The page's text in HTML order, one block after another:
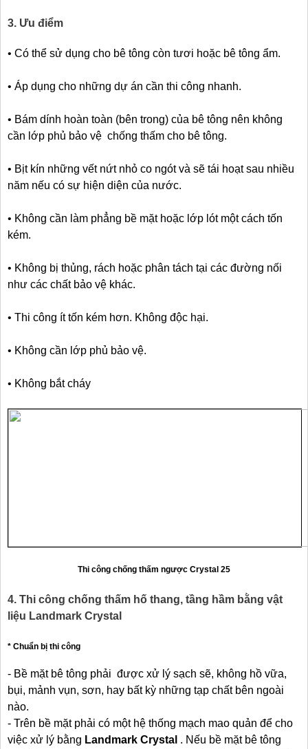
3. Ưu điểm
• Có thể sử dụng cho bê tông còn tươi hoặc bê tông ẩm.
• Áp dụng cho những dự án cần thi công nhanh.
• Bám dính hoàn toàn (bên trong) của bê tông nên không
cần lớp phủ bảo vệ chống thấm cho bê tông.
• Bịt kín những vết nứt nhỏ co ngót và sẽ tái hoạt sau nhiều
năm nếu có sự hiện diện của nước.
• Không cần làm phẳng bề mặt hoặc lớp lót một cách tốn
kém.
• Không bị thủng, rách hoặc phân tách tại các đường nối
như các chất bảo vệ khác.
• Thi công ít tốn kém hơn. Không độc hại.
• Không cần lớp phủ bảo vệ.
• Không bắt cháy
Thi công chống thấm ngược Crystal 25
4. Thi công chống thấm hố thang, tầng hầm bằng vật
liệu Landmark Crystal
* Chuẩn bị thi công
- Bề mặt bê tông phải được xử lý sạch sẽ, không hồ vữa,
bụi, mảnh vụn, sơn, hay bất kỳ những tạp chất bên ngoài
nào.
- Trên bề mặt phải có một hệ thống mạch mao quản để cho
việc xử lý bằng Landmark Crystal . Nếu bề mặt bê tông